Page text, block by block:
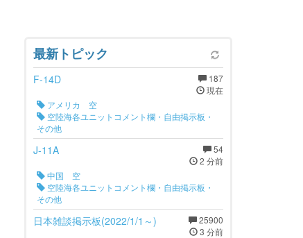
最新トピック
187
現在
F-14D
アメリカ 空
空陸海各ユニットコメント欄・自由掲示板・
その他
54
2 分前
J-11A
中国 空
空陸海各ユニットコメント欄・自由掲示板・
その他
25900
3 分前
日本雑談掲示板(2022/1/1～)